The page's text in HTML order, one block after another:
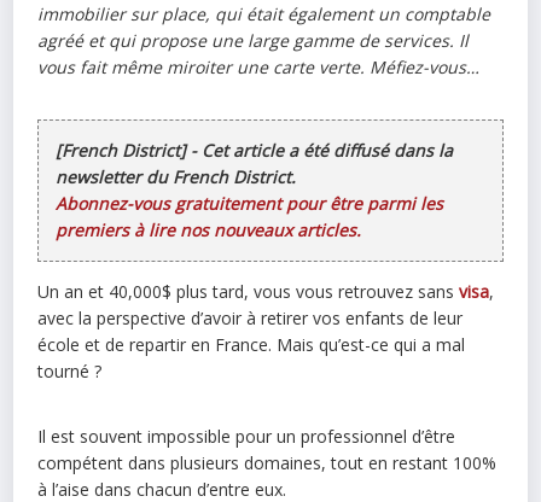
immobilier sur place, qui était également un comptable
agréé et qui propose une large gamme de services. Il
vous fait même miroiter une carte verte. Méfiez-vous…
[French District] - Cet article a été diffusé dans la
newsletter du French District.
Abonnez-vous gratuitement pour être parmi les
premiers à lire nos nouveaux articles.
Un an et 40,000$ plus tard, vous vous retrouvez sansvisa,
avec la perspective d’avoir à retirer vos enfants de leur
école et de repartir en France. Mais qu’est-ce qui a mal
tourné ?
Il est souvent impossible pour un professionnel d’être
compétent dans plusieurs domaines, tout en restant 100%
à l’aise dans chacun d’entre eux.